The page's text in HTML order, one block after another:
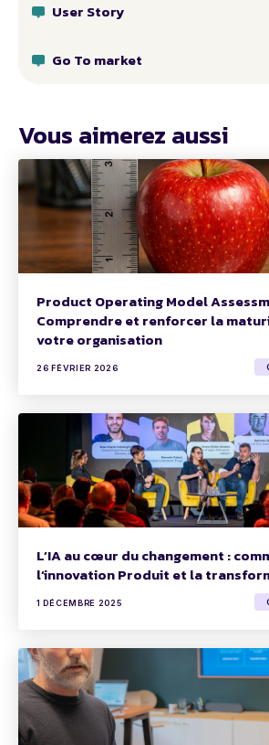
User Story
Go To market
Vous aimerez aussi
Product Operating Model
Comprendre et renforcer la
votre organisation
26 FÉVRIER 2026
L’IA au cœur du changement :
l’innovation Produit et la
1 DÉCEMBRE 2025